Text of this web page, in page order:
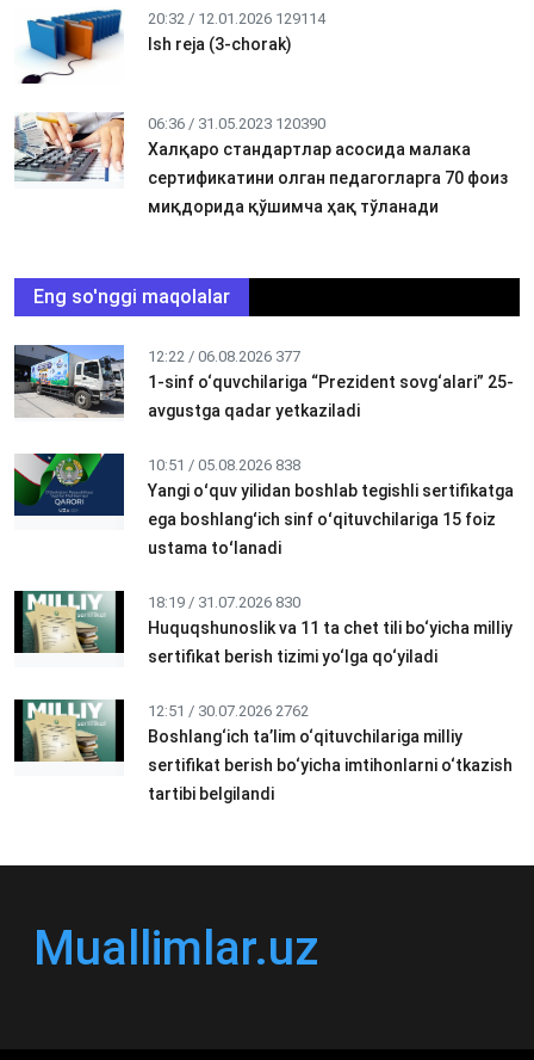
20:32 / 12.01.2026 129114
Ish reja (3-chorak)
06:36 / 31.05.2023 120390
Халқаро стандартлар асосида малака
сертификатини олган педагогларга 70 фоиз
миқдорида қўшимча ҳақ тўланади
Eng so'nggi maqolalar
12:22 / 06.08.2026 377
1-sinf o‘quvchilariga “Prezident sovg‘alari” 25-
avgustga qadar yetkaziladi
10:51 / 05.08.2026 838
Yangi oʻquv yilidan boshlab tegishli sertifikatga
ega boshlangʻich sinf oʻqituvchilariga 15 foiz
ustama toʻlanadi
18:19 / 31.07.2026 830
Huquqshunoslik va 11 ta chet tili bo‘yicha milliy
sertifikat berish tizimi yo‘lga qo‘yiladi
12:51 / 30.07.2026 2762
Boshlang‘ich ta’lim o‘qituvchilariga milliy
sertifikat berish bo‘yicha imtihonlarni o‘tkazish
tartibi belgilandi
Muallimlar.uz